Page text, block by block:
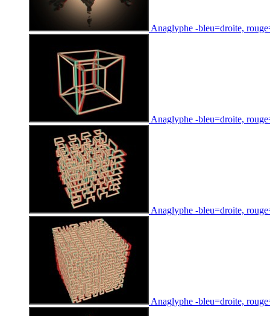
Anaglyphe -bleu=droite,
Anaglyphe -bleu=droite,
Anaglyphe -bleu=droite,
Anaglyphe -bleu=droite,